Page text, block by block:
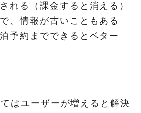
れる（課金すると消える）
、情報が古いこともある
予約までできるとベター
はユーザーが増えると解決